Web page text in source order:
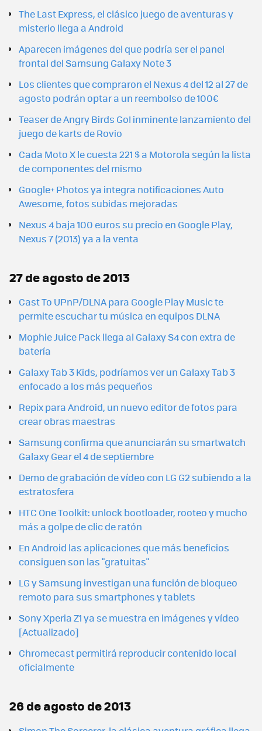
The Last Express, el clásico juego de aventuras y
misterio llega a Android
Aparecen imágenes del que podría ser el panel
frontal del Samsung Galaxy Note 3
Los clientes que compraron el Nexus 4 del 12 al 27 de
agosto podrán optar a un reembolso de 100€
Teaser de Angry Birds Go! inminente lanzamiento del
juego de karts de Rovio
Cada Moto X le cuesta 221 $ a Motorola según la lista
de componentes del mismo
Google+ Photos ya integra notificaciones Auto
Awesome, fotos subidas mejoradas
Nexus 4 baja 100 euros su precio en Google Play,
Nexus 7 (2013) ya a la venta
27 de agosto de 2013
Cast To UPnP/DLNA para Google Play Music te
permite escuchar tu música en equipos DLNA
Mophie Juice Pack llega al Galaxy S4 con extra de
batería
Galaxy Tab 3 Kids, podríamos ver un Galaxy Tab 3
enfocado a los más pequeños
Repix para Android, un nuevo editor de fotos para
crear obras maestras
Samsung confirma que anunciarán su smartwatch
Galaxy Gear el 4 de septiembre
Demo de grabación de vídeo con LG G2 subiendo a la
estratosfera
HTC One Toolkit: unlock bootloader, rooteo y mucho
más a golpe de clic de ratón
En Android las aplicaciones que más beneficios
consiguen son las "gratuitas"
LG y Samsung investigan una función de bloqueo
remoto para sus smartphones y tablets
Sony Xperia Z1 ya se muestra en imágenes y vídeo
[Actualizado]
Chromecast permitirá reproducir contenido local
oficialmente
26 de agosto de 2013